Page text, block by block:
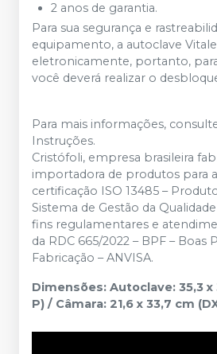
2 anos de garantia.
Para sua segurança e
equipamento, a autoclave
eletronicamente, portanto,
você deverá realizar o
Para mais informações,
Instruções.
Cristófoli, empresa brasileira
importadora de produtos para
certificação ISO 13485 –
Sistema de Gestão da
fins regulamentares e
da RDC 665/2022 – BPF – Boas
Fabricação – ANVISA.
Dimensões: Autoclave: 35,3 x
P) / Câmara: 21,6 x 33,7 cm